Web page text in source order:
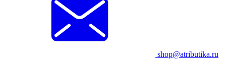
shop@atributika.ru